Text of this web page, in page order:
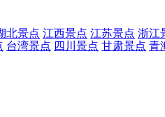
北景点 江西景点 江苏景点 浙江
台湾景点 四川景点 甘肃景点 青